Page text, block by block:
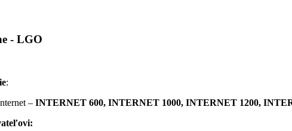
- LGO
:
– INTERNET 600, INTERNET 1000, INTERNET 1200,